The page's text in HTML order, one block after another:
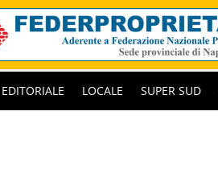
EDITORIALE LOCALE SUPER SUD